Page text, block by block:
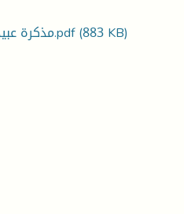
مذكرة عبيد يوسف تخصص نقدي وبنكي.pdf(883 KB)